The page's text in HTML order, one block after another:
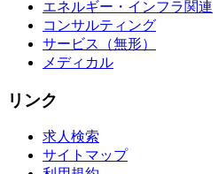
エネルギー・インフラ関連
コンサルティング
サービス（無形）
メディカル
リンク
求人検索
サイトマップ